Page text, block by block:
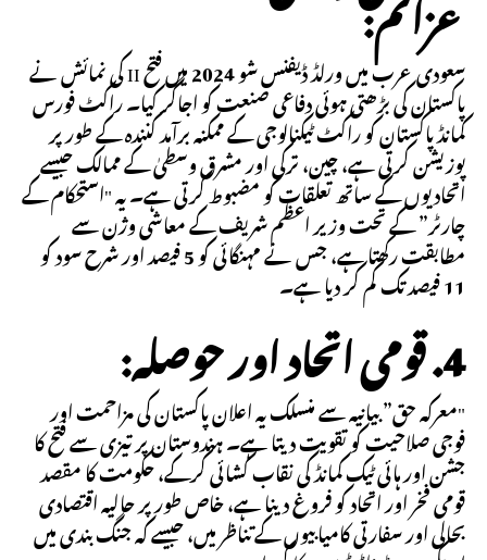
سعودی عرب میں ورلڈ ڈیفنس شو 2024 میں فتح II کی نمائش نے
پاکستان کی بڑھتی ہوئی دفاعی صنعت کو اجاگر کیا۔ راکٹ فورس
کمانڈ پاکستان کو راکٹ ٹیکنالوجی کے ممکنہ برآمد کنندہ کے طور پر
پوزیشن کرتی ہے، چین، ترکی اور مشرق وسطیٰ کے ممالک جیسے
اتحادیوں کے ساتھ تعلقات کو مضبوط کرتی ہے۔ یہ "استحکام کے
چارٹر” کے تحت وزیر اعظم شریف کے معاشی وژن سے
مطابقت رکھتا ہے، جس نے مہنگائی کو 5 فیصد اور شرح سود کو
11 فیصد تک کم کر دیا ہے۔
4. قومی اتحاد اور حوصلہ:
"معرکہ حق” بیانیہ سے منسلک یہ اعلان پاکستان کی مزاحمت اور
فوجی صلاحیت کو تقویت دیتا ہے۔ ہندوستان پر تیزی سے فتح کا
جشن اور ہائی ٹیک کمانڈ کی نقاب کشائی کرکے، حکومت کا مقصد
قومی فخر اور اتحاد کو فروغ دینا ہے، خاص طور پر حالیہ اقتصادی
بحالی اور سفارتی کامیابیوں کے تناظر میں، جیسے کہ جنگ بندی میں